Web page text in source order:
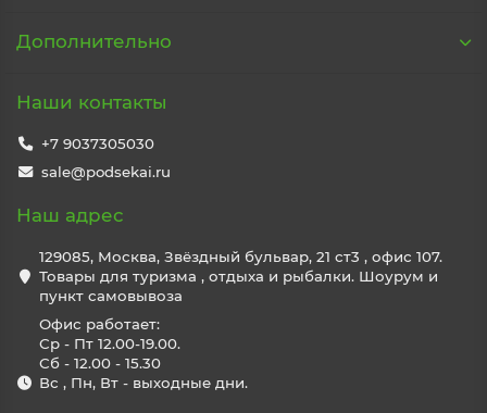
Дополнительно
Наши контакты
+7 9037305030
sale@podsekai.ru
Наш адрес
129085, Москва, Звёздный бульвар, 21 ст3 , офис 107.
Товары для туризма , отдыха и рыбалки. Шоурум и
пункт самовывоза
Офис работает:
Ср - Пт 12.00-19.00.
Сб - 12.00 - 15.30
Вс , Пн, Вт - выходные дни.